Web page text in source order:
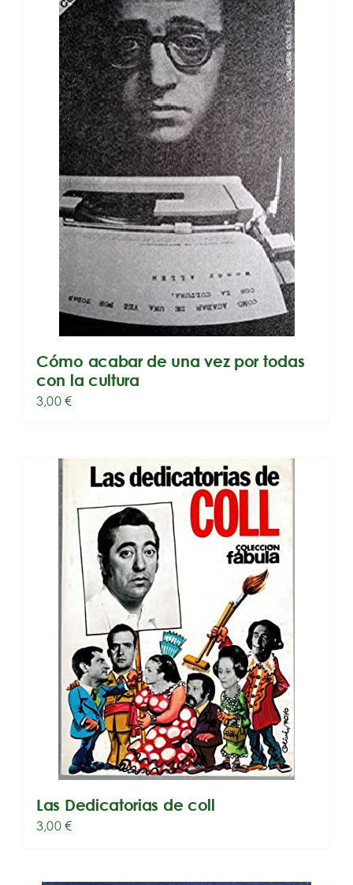
Cómo acabar de una vez por todas
con la cultura
3,00€
Las Dedicatorias de coll
3,00€